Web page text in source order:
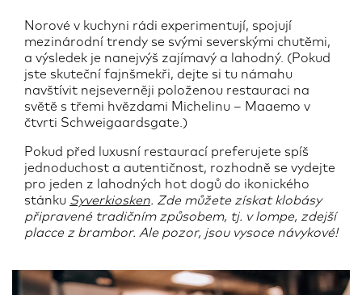
Norové v kuchyni rádi experimentují, spojují
mezinárodní trendy se svými severskými chutěmi,
a výsledek je nanejvýš zajímavý a lahodný. (Pokud
jste skuteční fajnšmekři, dejte si tu námahu
navštívit nejseverněji položenou restauraci na
světě s třemi hvězdami Michelinu – Maaemo v
čtvrti Schweigaardsgate.)
Pokud před luxusní restaurací preferujete spíš
jednoduchost a autentičnost, rozhodně se vydejte
pro jeden z lahodných hot dogů do ikonického
stánku Syverkiosken. Zde můžete získat klobásy
připravené tradičním způsobem, tj. v lompe, zdejší
placce z brambor. Ale pozor, jsou vysoce návykové!